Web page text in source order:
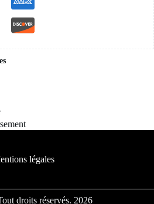
légales
droits réservés. 2026